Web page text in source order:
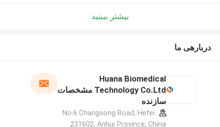
بیشتر ببینید
دربارهی ما
Huana Biomedical
Technology Co.Ltd مشخصات
سازنده
No.6 Changsong Road, Hefei